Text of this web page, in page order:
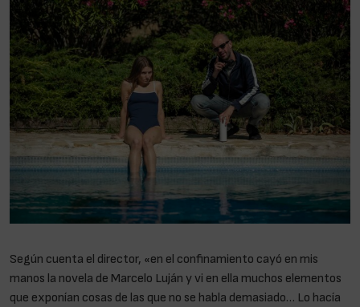
Según cuenta el director, «en el confinamiento cayó en mis
manos la novela de Marcelo Luján y vi en ella muchos elementos
que exponían cosas de las que no se habla demasiado… Lo hacía